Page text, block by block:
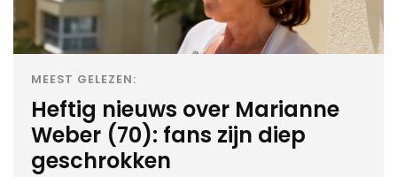
MEEST GELEZEN:
Heftig nieuws over Marianne
Weber (70): fans zijn diep
geschrokken